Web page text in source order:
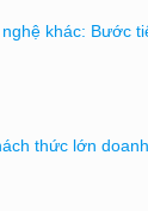
khác: Bước
thức lớn